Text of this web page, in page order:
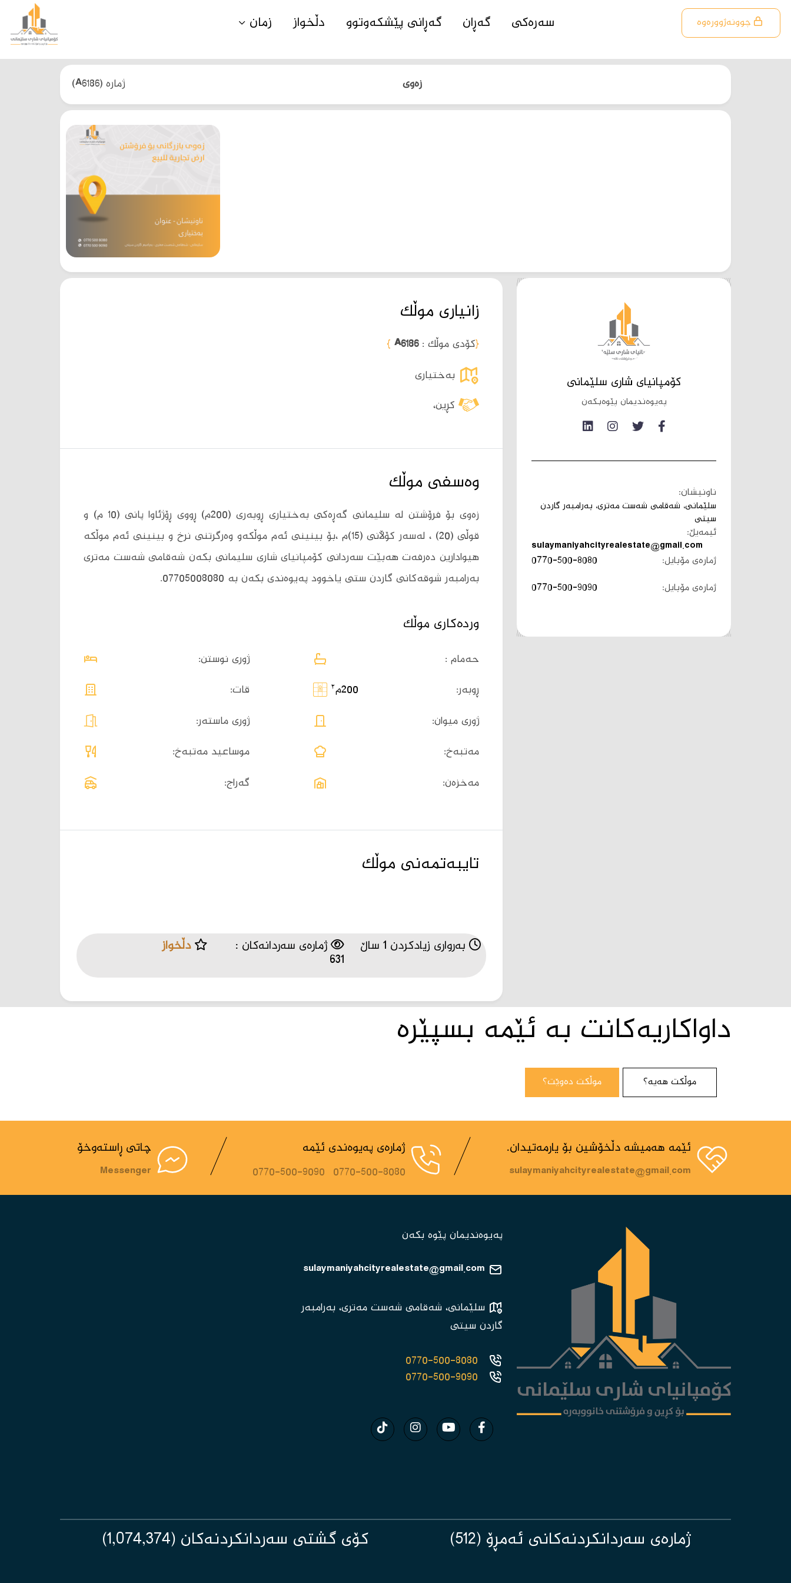
چوونەژوورەوە سەرەکی گەڕان گەڕانی پێشکەوتوو دڵخواز زمان
(A6186) ژمارە زەوی
زانیاری موڵک
{کۆدی موڵک :A6186
}
بەختیاری
کڕین،
وەسفی موڵک
زەوی بۆ فرۆشتن لە سلیمانی گەڕەکی بەختیاری ڕوبەری (200م) ڕووی ڕۆژئاوا پانی (10 م) و
قوڵی (20) ، لەسەر کۆڵانی (15)م ،بۆ بینینی ئەم موڵکەو وەرگرتنی نرخ و بینینی ئەم موڵکە
هیوادارین دەرفەت هەبێت سەردانی کۆمپانیای شاری سلیمانی بکەن شەقامی شەست مەتری
بەرامبەر شوقەکانی گاردن ستی یاخوود پەیوەندی بکەن بە 07705008080.
وردەکاری موڵک
حەمام : ژوری نوستن:
ڕوبەر: 200م ٢ قات:
ژوری میوان: ژوری ماستەر:
مەتبەخ: موساعید مەتبەخ:
مەخزەن: گەراج:
تایبەتمەنی موڵک
بەرواری زیادکردن 1 ساڵ
ژمارەی سەردانەکان :
631
دڵخواز
کۆمپانیای شاری سلێمانی
پەیوەندیمان پێوەبکەن
ناونیشان:
سلێمانی، شەقامی شەست مەتری، بەرامبەر گاردن
سیتی
ئیمەیڵ:
sulaymaniyahcityrealestate@gmail.com
ژمارەی مۆبایل:
0770-500-8080
ژمارەی مۆبایل:
0770-500-9090
داواکاریەکانت بە ئێمە بسپێرە
موڵکت هەیە؟ موڵکت دەوێت؟
ئێمە هەمیشە دڵخۆشین بۆ یارمەتیدان.
sulaymaniyahcityrealestate@gmail.com
ژمارەی پەیوەندی ئێمە
0770-500-8080
0770-500-9090
چاتی ڕاستەوخۆ
Messenger
پەیوەندیمان پێوە بکەن
sulaymaniyahcityrealestate@gmail.com
سلێمانی، شەقامی شەست مەتری، بەرامبەر
گاردن سیتی
0770-500-8080
0770-500-9090
ژمارەی سەردانکردنەکانی ئەمڕۆ (512) کۆی گشتی سەردانکردنەکان (1,074,374)